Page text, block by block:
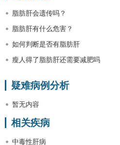
脂肪肝会遗传吗？
脂肪肝有什么危害？
如何判断是否有脂肪肝
瘦人得了脂肪肝还需要减肥吗
疑难病例分析
暂无内容
相关疾病
中毒性肝病